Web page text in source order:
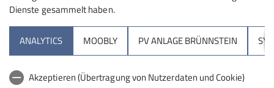
Sektion
Dienste gesammelt haben.
ANALYTICS MOOBLY PV ANLAGE BRÜNNSTEIN
Akzeptieren (Übertragung von Nutzerdaten und Cookie)